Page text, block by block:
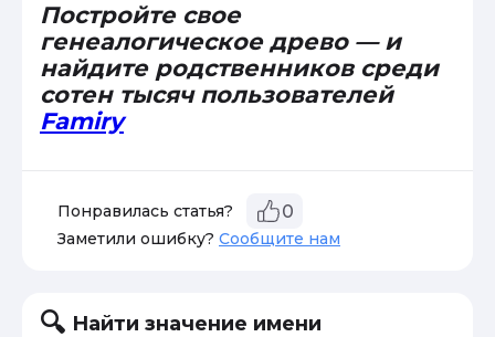
Постройте свое
генеалогическое древо — и
найдите родственников среди
сотен тысяч пользователей
Famiry
Понравилась статья? 0
Заметили ошибку? Сообщите нам
Найти значение имени